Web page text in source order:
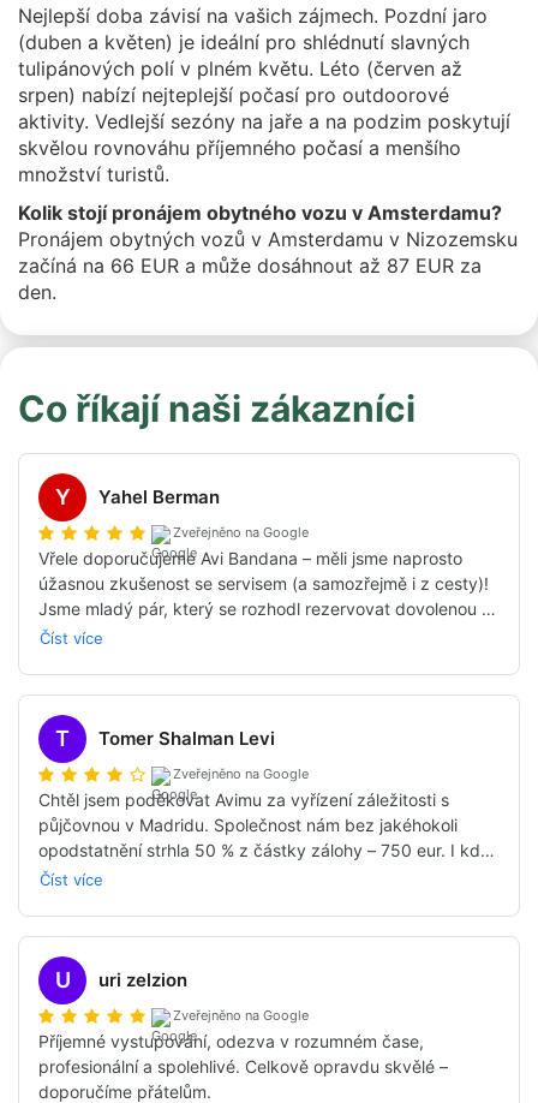
Nejlepší doba závisí na vašich zájmech. Pozdní jaro
(duben a květen) je ideální pro shlédnutí slavných
tulipánových polí v plném květu. Léto (červen až
srpen) nabízí nejteplejší počasí pro outdoorové
aktivity. Vedlejší sezóny na jaře a na podzim poskytují
skvělou rovnováhu příjemného počasí a menšího
množství turistů.
Kolik stojí pronájem obytného vozu v Amsterdamu?
Pronájem obytných vozů v Amsterdamu v Nizozemsku
začíná na 66 EUR a může dosáhnout až 87 EUR za
den.
Co říkají naši zákazníci
Y Yahel Berman
Zveřejněno na Google
Vřele doporučujeme Avi Bandana – měli jsme naprosto
úžasnou zkušenost se servisem (a samozřejmě i z cesty)!
Jsme mladý pár, který se rozhodl rezervovat dovolenou v
karavanu poprvé a prakticky na poslední chvíli (výhody
Volali jsme a radili se s několika dalšími agenturami a hned
od prvního rozhovoru s Avim jsme cítili, že mluvíme s
profesionálem, milým člověkem, který naslouchá našim
potřebám – někým, kdo se upřímně snaží připravit nám tu
nejlepší dovolenou na míru. Byl k dispozici pro jakýkoli
dotaz před i během našeho pobytu (i když jsme to téměř
nepotřebovali, protože obsluha karavanu, půjčovna i Aviho
péče před cestou byly profesionální a vyřešily každou
obavu).
Karavan jsme si pronajali v německém Dortmundu – auto
jsme dostali čisté a připravené, v kanceláři příjemné firmy
s milým personálem.
Procestovali jsme Evropu a byl to úžasný výlet a zážitek!!!
Přejeme všem, aby si to užili stejně jako my.
Číst více
T Tomer Shalman Levi
Zveřejněno na Google
Chtěl jsem poděkovat Avimu za vyřízení záležitosti s
půjčovnou v Madridu. Společnost nám bez jakéhokoli
opodstatnění strhla 50 % z částky zálohy – 750 eur. I když
jsme si už mysleli, že jsou peníze ztracené, Avi se případu
Číst více
U uri zelzion
Zveřejněno na Google
Příjemné vystupování, odezva v rozumném čase,
profesionální a spolehlivé. Celkově opravdu skvělé –
doporučíme přátelům.